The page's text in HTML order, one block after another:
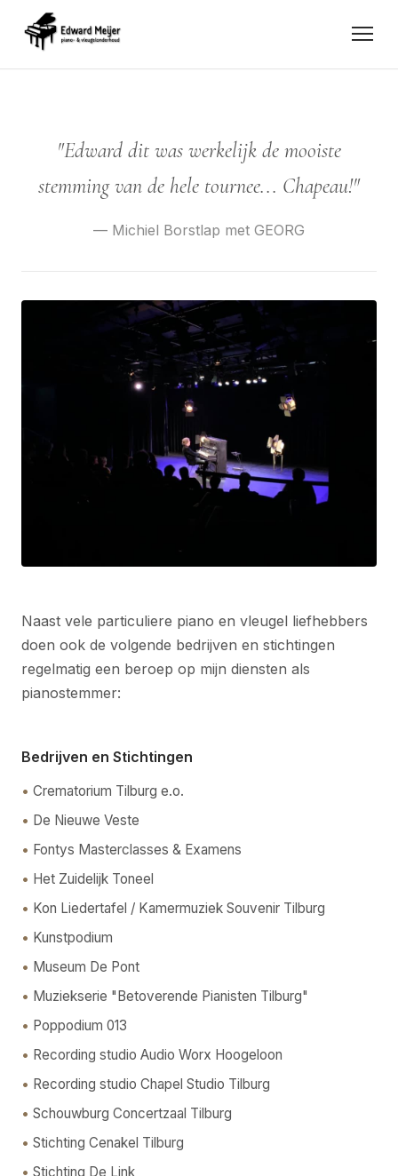
"Edward dit was werkelijk de mooiste
stemming van de hele tournee... Chapeau!"
— Michiel Borstlap met GEORG
Naast vele particuliere piano en vleugel liefhebbers
doen ook de volgende bedrijven en stichtingen
regelmatig een beroep op mijn diensten als
pianostemmer:
Bedrijven en Stichtingen
Crematorium Tilburg e.o.
De Nieuwe Veste
Fontys Masterclasses & Examens
Het Zuidelijk Toneel
Kon Liedertafel / Kamermuziek Souvenir Tilburg
Kunstpodium
Museum De Pont
Muziekserie "Betoverende Pianisten Tilburg"
Poppodium 013
Recording studio Audio Worx Hoogeloon
Recording studio Chapel Studio Tilburg
Schouwburg Concertzaal Tilburg
Stichting Cenakel Tilburg
Stichting De Link